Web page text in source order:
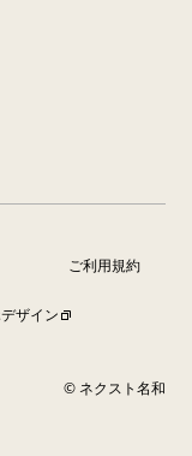
ご利用規約
ザイン
© ネクスト名和